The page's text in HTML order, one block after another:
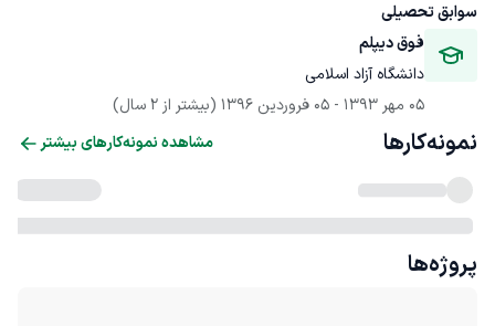
سوابق تحصیلی
فوق دیپلم
دانشگاه آزاد اسلامی
05 مهر 1393
- 05 فروردین 1396 (بیشتر از 2 سال)
نمونه‌کارها مشاهده نمونه‌کارهای بیشتر
پروژه‌ها